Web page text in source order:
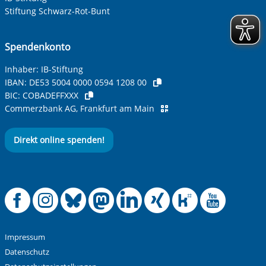
Ihre Nachricht
Anti-Roboter-Verifizierung
Alle Informationen zum Schutz der Daten sind sind in
unserer Datenschutzerklärung aufrufbar.
Stiftung Schwarz-Rot-Bunt
Spendenkonto
Inhaber: IB-Stiftung
IBAN: DE53 5004 0000 0594 1208 00
BIC: COBADEFFXXX
Commerzbank AG, Frankfurt am Main
Direkt online spenden!
Offizielle
Offizielle
Offizielle
Offizielle
Offizielle
Impressum
Datenschutz